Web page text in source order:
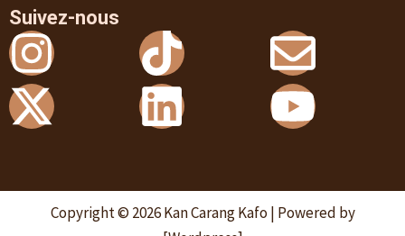
Suivez-nous
InstagramTiktok
X-
twitter
Linkedin
Copyright © 2026 Kan Carang Kafo | Powered by